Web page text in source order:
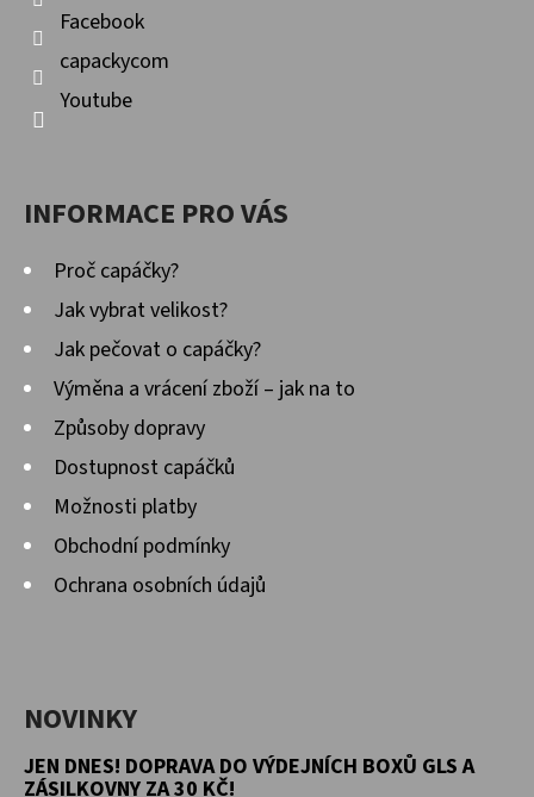
Facebook
capackycom
Youtube
INFORMACE PRO VÁS
Proč capáčky?
Jak vybrat velikost?
Jak pečovat o capáčky?
Výměna a vrácení zboží – jak na to
Způsoby dopravy
Dostupnost capáčků
Možnosti platby
Obchodní podmínky
Ochrana osobních údajů
NOVINKY
JEN DNES! DOPRAVA DO VÝDEJNÍCH BOXŮ GLS A
ZÁSILKOVNY ZA 30 KČ!